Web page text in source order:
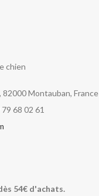
chien
82000 Montauban, France
68 02 61
54€ d'achats.